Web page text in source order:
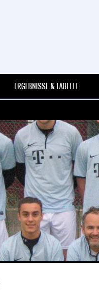
ERGEBNISSE & TABELLE